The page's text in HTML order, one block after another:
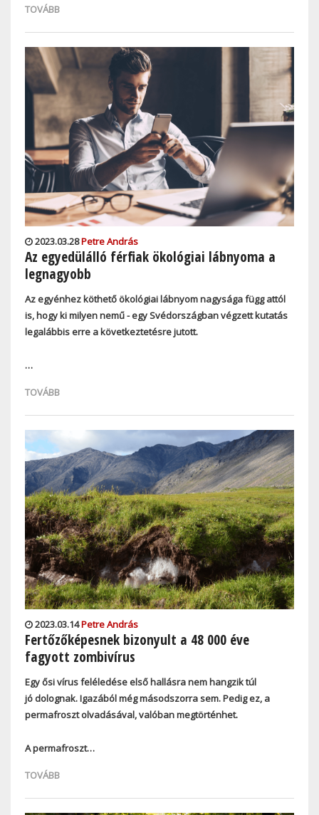
TOVÁBB
2023.03.28Petre András
Az egyedülálló férfiak ökológiai lábnyoma a
legnagyobb
Az egyénhez köthető ökológiai lábnyom nagysága függ attól
is, hogy ki milyen nemű - egy Svédországban végzett kutatás
legalábbis erre a következtetésre jutott.
…
TOVÁBB
2023.03.14Petre András
Fertőzőképesnek bizonyult a 48 000 éve
fagyott zombivírus
Egy ősi vírus feléledése első hallásra nem hangzik túl
jó dolognak. Igazából még másodszorra sem. Pedig ez, a
permafroszt olvadásával, valóban megtörténhet.
A permafroszt…
TOVÁBB